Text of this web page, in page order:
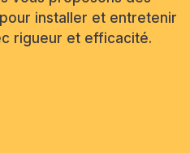
installer et entretenir
rigueur et efficacité.